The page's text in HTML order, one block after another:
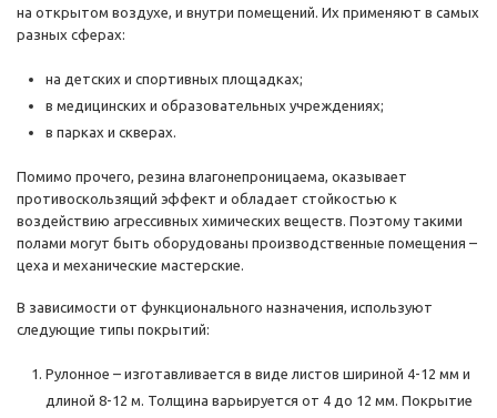
на открытом воздухе, и внутри помещений. Их применяют в самых
разных сферах:
на детских и спортивных площадках;
в медицинских и образовательных учреждениях;
в парках и скверах.
Помимо прочего, резина влагонепроницаема, оказывает
противоскользящий эффект и обладает стойкостью к
воздействию агрессивных химических веществ. Поэтому такими
полами могут быть оборудованы производственные помещения –
цеха и механические мастерские.
В зависимости от функционального назначения, используют
следующие типы покрытий:
Рулонное – изготавливается в виде листов шириной 4-12 мм и
длиной 8-12 м. Толщина варьируется от 4 до 12 мм. Покрытие